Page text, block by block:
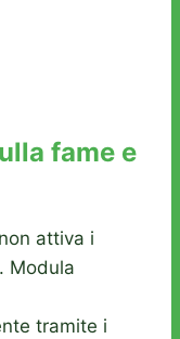
fame e
attiva i
Modula
tramite i